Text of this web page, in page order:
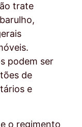
trate
podem ser
de
e
o regimento